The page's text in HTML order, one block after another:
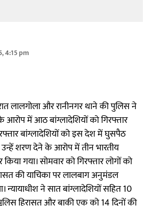
4:15 pm
लालगोला और रानीनगर थाने की पुलिस ने
में आठ बांग्लादेशियों को गिरफ्तार
बांग्लादेशियों को इस देश में घुसपैठ
शरण देने के आरोप में तीन भारतीय
किया गया। सोमवार को गिरफ्तार लोगों को
की याचिका पर लालबाग अनुमंडल
ने सात बांग्लादेशियों सहित 10
हिरासत और बाकी एक को 14 दिनों की